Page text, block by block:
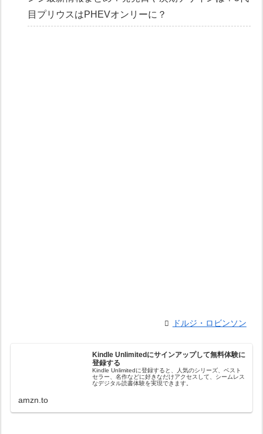
目プリウスはPHEVオンリーに？
ドルジ・ロビンソン
Kindle Unlimitedにサインアップして無料体験に
登録する
Kindle Unlimitedに登録すると、人気のシリーズ、ベスト
セラー、名作などに好きなだけアクセスして、シームレス
なデジタル読書体験を実現できます。
amzn.to